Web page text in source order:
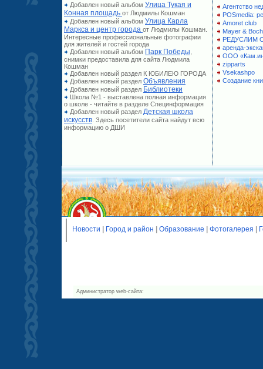
Добавлен новый альбом Улица Тукая и
Конная площадь от Людмилы Кошман
Добавлен новый альбом Улица Карла
Маркса и центр города от Людмилы Кошман.
Интересные профессиональные фотографии
для жителей и гостей города
Добавлен новый альбом Парк Победы
снимки предоставила для сайта Людмила
Кошман
Добавлен новый раздел К ЮБИЛЕЮ ГОРОДА
Добавлен новый раздел Объявления
Добавлен новый раздел Библиотеки
Школа №1 - выставлена полная информация
о школе - читайте в разделе Специнформация
Добавлен новый раздел Детская школа
искусств . Здесь посетители сайта найдут всю
информацию о ДШИ
Агентство
POSmedia:
Amoret club
Mayer & Boch
РЕДУСЛИМ
аренда-
ООО
zipparts
Vsekashpo
Создание
Новости Город и район Образование Фотогалерея
Администратор web-сайта: